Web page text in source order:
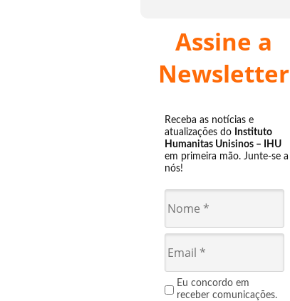
Assine a
Newsletter
Receba as notícias e
atualizações do Instituto
Humanitas Unisinos – IHU
em primeira mão. Junte-se a
nós!
Eu concordo em
receber comunicações.